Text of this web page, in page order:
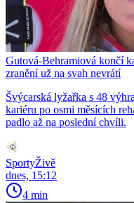
Gutová-Behramiová končí
zranění už na svah nevrátí
Švýcarská lyžařka s 48
kariéru po osmi měsících
padlo až na poslední chvíli.
SportyŽivě
dnes, 15:12
4 min